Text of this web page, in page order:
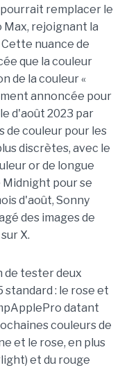
remplacer le
rejoignant la
nuance de
que la couleur
de la couleur «
annoncée pour
d'août 2023 par
de couleur pour les
discrètes, avec le
or de longue
pour se
d'août, Sonny
des images de
X.
de tester deux
standard : le rose et
datant
couleurs de
et le rose, en plus
et du rouge